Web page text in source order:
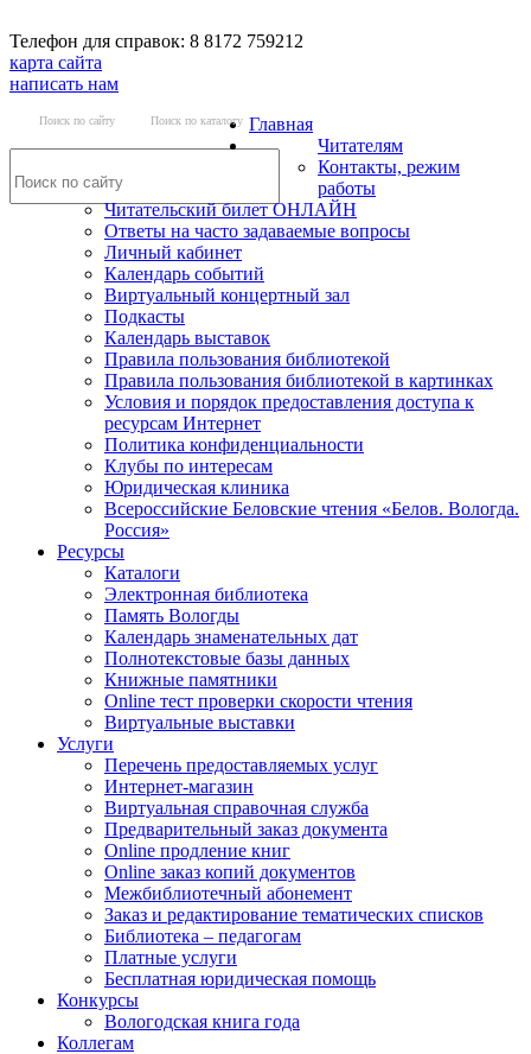
Телефон для справок: 8 8172 759212
карта сайта
написать нам
Поиск по сайту Поиск по каталогу Главная
Читателям
Контакты, режим
работы
Читательский билет ОНЛАЙН
Ответы на часто задаваемые вопросы
Личный кабинет
Календарь событий
Виртуальный концертный зал
Подкасты
Календарь выставок
Правила пользования библиотекой
Правила пользования библиотекой в картинках
Условия и порядок предоставления доступа к
ресурсам Интернет
Политика конфиденциальности
Клубы по интересам
Юридическая клиника
Всероссийские Беловские чтения «Белов. Вологда.
Россия»
Ресурсы
Каталоги
Электронная библиотека
Память Вологды
Календарь знаменательных дат
Полнотекстовые базы данных
Книжные памятники
Online тест проверки скорости чтения
Виртуальные выставки
Услуги
Перечень предоставляемых услуг
Интернет-магазин
Виртуальная справочная служба
Предварительный заказ документа
Online продление книг
Online заказ копий документов
Межбиблиотечный абонемент
Заказ и редактирование тематических списков
Библиотека – педагогам
Платные услуги
Бесплатная юридическая помощь
Конкурсы
Вологодская книга года
Коллегам